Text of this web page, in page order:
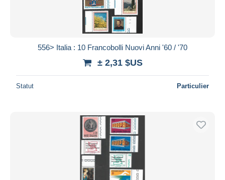
556> Italia : 10 Francobolli Nuovi Anni '60 / '70
± 2,31 $US
Statut Particulier